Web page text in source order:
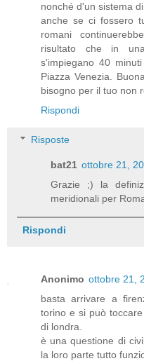
nonché d'un sistema
anche se ci fossero
romani
risultato che in
s'impiegano 40
Piazza Venezia.
bisogno per il tuo non
Rispondi
Risposte
bat21 ottobre 21,
Grazie ;) la
meridionali per
Rispondi
Anonimo ottobre 21,
basta arrivare a
torino e si può
di londra.
è una questione di
la loro parte tutto